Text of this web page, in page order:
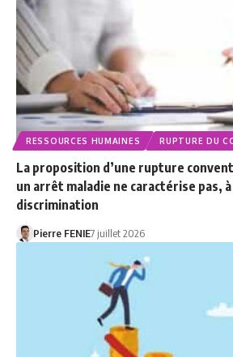
RESSOURCES HUMAINES RUPTURE DU
La proposition d’une rupture
un arrêt maladie ne caractérise pas,
discrimination
Pierre FENIE7 juillet 2026